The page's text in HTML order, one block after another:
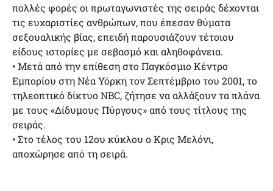
πολλές φορές οι πρωταγωνιστές της σειράς δέχονται
τις ευχαριστίες ανθρώπων, που έπεσαν θύματα
σεξουαλικής βίας, επειδή παρουσιάζουν τέτοιου
είδους ιστορίες με σεβασμό και αληθοφάνεια.
• Μετά από την επίθεση στο Παγκόσμιο Κέντρο
Εμπορίου στη Νέα Υόρκη τον Σεπτέμβριο του 2001, το
τηλεοπτικό δίκτυο NBC, ζήτησε να αλλάξουν τα πλάνα
με τους «Δίδυμους Πύργους» από τους τίτλους της
σειράς.
• Στο τέλος του 12ου κύκλου ο Κρις Μελόνι,
αποχώρησε από τη σειρά.